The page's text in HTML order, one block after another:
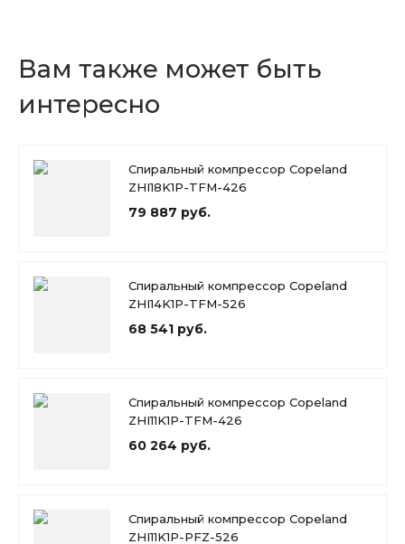
Вам также может быть
интересно
Спиральный компрессор Copeland
ZHI18K1P-TFM-426
79 887 руб.
Спиральный компрессор Copeland
ZHI14K1P-TFM-526
68 541 руб.
Спиральный компрессор Copeland
ZHI11K1P-TFM-426
60 264 руб.
Спиральный компрессор Copeland
ZHI11K1P-PFZ-526